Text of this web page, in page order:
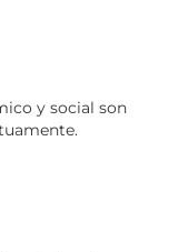
y social son